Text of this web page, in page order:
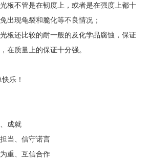
板不管是在韧度上，或者是在强度上都十
出现龟裂和脆化等不良情况；
板还比较的耐一般的及化学品腐蚀，保证
在质量上的保证十分强。
乐！
成就
当、信守诺言
重、互信合作